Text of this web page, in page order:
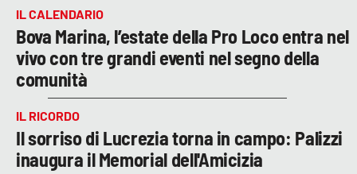
IL CALENDARIO
Bova Marina, l’estate della Pro Loco entra nel
vivo con tre grandi eventi nel segno della
comunità
IL RICORDO
Il sorriso di Lucrezia torna in campo: Palizzi
inaugura il Memorial dell'Amicizia